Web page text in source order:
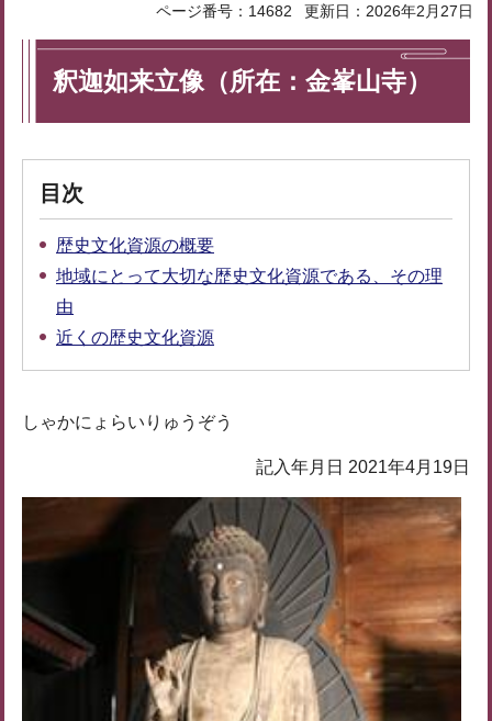
ページ番号：14682 更新日：2026年2月27日
釈迦如来立像（所在：金峯山寺）
目次
歴史文化資源の概要
地域にとって大切な歴史文化資源である、その理
由
近くの歴史文化資源
しゃかにょらいりゅうぞう
記入年月日 2021年4月19日